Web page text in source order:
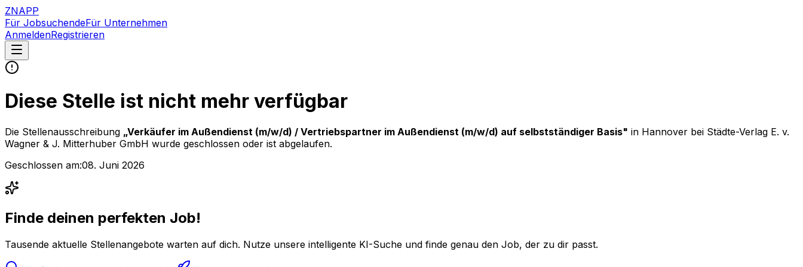
ZNAPP
Für JobsuchendeFür Unternehmen
AnmeldenRegistrieren
Diese Stelle ist nicht mehr verfügbar
Die Stellenausschreibung „Verkäufer im Außendienst (m/w/d) / Vertriebspartner im Außendienst (m/w/d) auf selbstständiger Basis" in Hannover bei Städte-Verlag E. v.
Wagner & J. Mitterhuber GmbH wurde geschlossen oder ist abgelaufen.
Geschlossen am:08. Juni 2026
Finde deinen perfekten Job!
Tausende aktuelle Stellenangebote warten auf dich. Nutze unsere intelligente KI-Suche und finde genau den Job, der zu dir passt.